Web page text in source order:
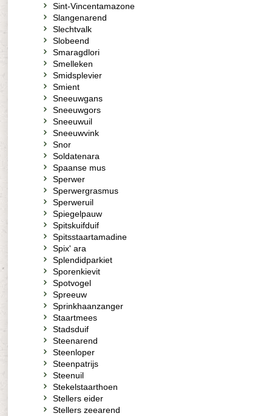
Sint-Vincentamazone
Slangenarend
Slechtvalk
Slobeend
Smaragdlori
Smelleken
Smidsplevier
Smient
Sneeuwgans
Sneeuwgors
Sneeuwuil
Sneeuwvink
Snor
Soldatenara
Spaanse mus
Sperwer
Sperwergrasmus
Sperweruil
Spiegelpauw
Spitskuifduif
Spitsstaartamadine
Spix' ara
Splendidparkiet
Sporenkievit
Spotvogel
Spreeuw
Sprinkhaanzanger
Staartmees
Stadsduif
Steenarend
Steenloper
Steenpatrijs
Steenuil
Stekelstaarthoen
Stellers eider
Stellers zeearend